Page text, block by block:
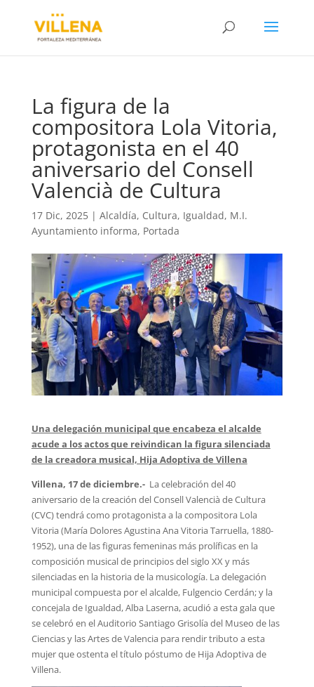
La figura de la
compositora Lola Vitoria,
protagonista en el 40
aniversario del Consell
Valencià de Cultura
17 Dic, 2025| Alcaldía, Cultura, Igualdad, M.I.
Ayuntamiento informa, Portada
Una delegación municipal que encabeza el alcalde
acude a los actos que reivindican la figura silenciada
de la creadora musical, Hija Adoptiva de Villena
Villena, 17 de diciembre.- La celebración del 40
aniversario de la creación del Consell Valencià de Cultura
(CVC) tendrá como protagonista a la compositora Lola
Vitoria (María Dolores Agustina Ana Vitoria Tarruella, 1880-
1952), una de las figuras femeninas más prolíficas en la
composición musical de principios del siglo XX y más
silenciadas en la historia de la musicología. La delegación
municipal compuesta por el alcalde, Fulgencio Cerdán; y la
concejala de Igualdad, Alba Laserna, acudió a esta gala que
se celebró en el Auditorio Santiago Grisolía del Museo de las
Ciencias y las Artes de Valencia para rendir tributo a esta
mujer que ostenta el título póstumo de Hija Adoptiva de
Villena.